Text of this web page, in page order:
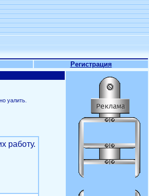
Регистрация
уалить.
работу.